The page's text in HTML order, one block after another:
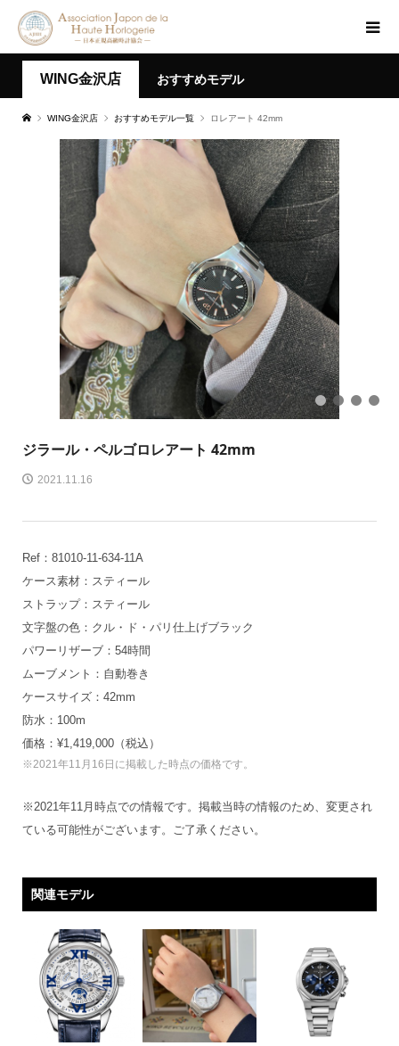
WING金沢店 おすすめモデル
WING金沢店 おすすめモデル一覧 ロレアート 42mm
1 2 3 4
ジラール・ペルゴロレアート 42mm
2021.11.16
Ref：81010-11-634-11A
ケース素材：スティール
ストラップ：スティール
文字盤の色：クル・ド・パリ仕上げブラック
パワーリザーブ：54時間
ムーブメント：自動巻き
ケースサイズ：42mm
防水：100m
価格：¥1,419,000（税込）
※2021年11月16日に掲載した時点の価格です。
※2021年11月時点での情報です。掲載当時の情報のため、変更され
ている可能性がございます。ご了承ください。
関連モデル